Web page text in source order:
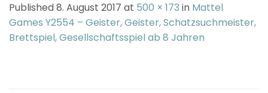
Published8. August 2017 at 500 × 173 in Mattel
Games Y2554 – Geister, Geister, Schatzsuchmeister,
Brettspiel, Gesellschaftsspiel ab 8 Jahren